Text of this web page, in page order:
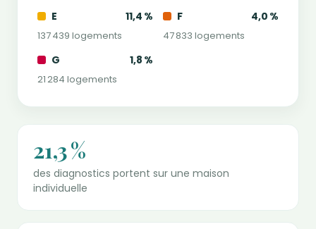
E 11,4 %
137 439 logements
F 4,0 %
47 833 logements
G 1,8 %
21 284 logements
21,3 %
des diagnostics portent sur une maison
individuelle